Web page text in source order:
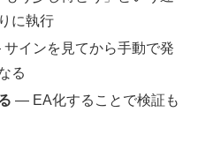
に執行
インを見てから手動で発
る
― EA化することで検証も